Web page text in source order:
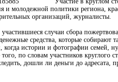
и молодежной политики региона,
организаций, журналисты.
случаи сбора
средства, которые собирают
когда истории и фотографии семей,
по словам участников круглого
дошли ли деньги до адресата,